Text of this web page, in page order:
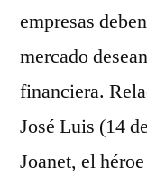
empresas
mercado
financiera.
José Luis (14
Joanet, el